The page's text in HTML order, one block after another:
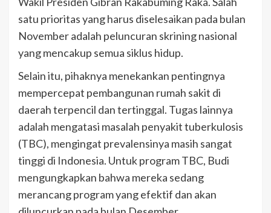
satu prioritas yang harus diselesaikan pada bulan
November adalah peluncuran skrining nasional
yang mencakup semua siklus hidup.
Selain itu, pihaknya menekankan pentingnya
mempercepat pembangunan rumah sakit di
daerah terpencil dan tertinggal. Tugas lainnya
adalah mengatasi masalah penyakit tuberkulosis
(TBC), mengingat prevalensinya masih sangat
tinggi di Indonesia. Untuk program TBC, Budi
mengungkapkan bahwa mereka sedang
merancang program yang efektif dan akan